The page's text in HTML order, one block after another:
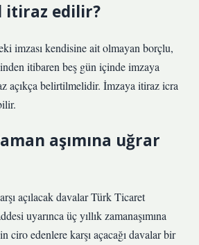
itiraz edilir?
imzası kendisine ait olmayan borçlu,
itibaren beş gün içinde imzaya
açıkça belirtilmelidir. İmzaya itiraz icra
aşımına uğrar
açılacak davalar Türk Ticaret
uyarınca üç yıllık zamanaşımına
ciro edenlere karşı açacağı davalar bir